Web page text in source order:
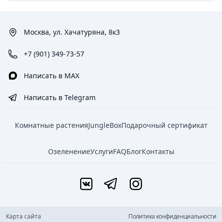
Москва, ул. Хачатуряна, 8к3
+7 (901) 349-73-57
Написать в MAX
Написать в Telegram
Комнатные растенияJungleBoxПодарочный сертификат
ОзеленениеУслугиFAQБлогКонтакты
Карта сайта Политика конфиденциальности